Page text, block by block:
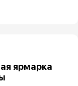
ярмарка